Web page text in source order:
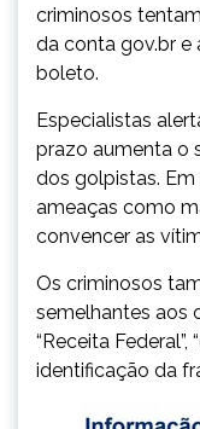
criminosos
da conta gov.br e
boleto.
Especialistas
prazo aumenta o
dos golpistas.
ameaças como
convencer as
Os criminosos
semelhantes aos
“Receita Federal”,
identificação da